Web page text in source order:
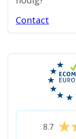
Contact
8.7